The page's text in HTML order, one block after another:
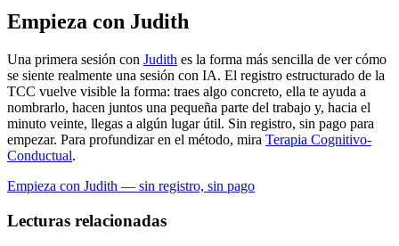
Empieza con Judith
Una primera sesión con Judith es la forma más sencilla de ver cómo
se siente realmente una sesión con IA. El registro estructurado de la
TCC vuelve visible la forma: traes algo concreto, ella te ayuda a
nombrarlo, hacen juntos una pequeña parte del trabajo y, hacia el
minuto veinte, llegas a algún lugar útil. Sin registro, sin pago para
empezar. Para profundizar en el método, mira Terapia Cognitivo-
Conductual.
Empieza con Judith — sin registro, sin pago
Lecturas relacionadas